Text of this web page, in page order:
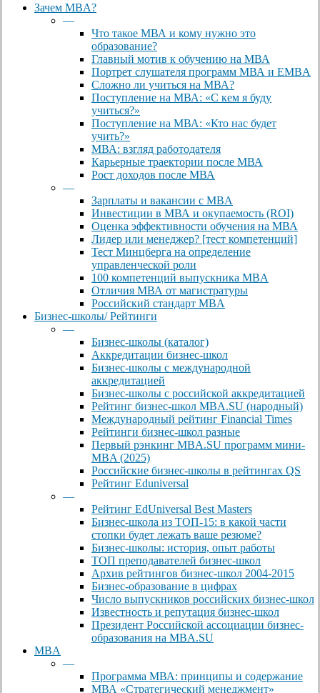
Close
Зачем MBA?
—
Что такое МВА и кому нужно это
образование?
Главный мотив к обучению на МВА
Портрет слушателя программ МВА и EMBA
Сложно ли учиться на МВА?
Поступление на МВА: «С кем я буду
учиться?»
Поступление на МВА: «Кто нас будет
учить?»
МВА: взгляд работодателя
Карьерные траектории после МВА
Рост доходов после МВА
—
Зарплаты и вакансии с MBA
Инвестиции в МВА и окупаемость (ROI)
Оценка эффективности обучения на МВА
Лидер или менеджер? [тест компетенций]
Тест Минцберга на определение
управленческой роли
100 компетенций выпускника MBA
Отличия МВА от магистратуры
Российский стандарт MBA
Бизнес-школы/ Рейтинги
—
Бизнес-школы (каталог)
Аккредитации бизнес-школ
Бизнес-школы с международной
аккредитацией
Бизнес-школы с российской аккредитацией
Рейтинг бизнес-школ MBA.SU (народный)
Международный рейтинг Financial Times
Рейтинги бизнес-школ разные
Первый рэнкинг MBA.SU программ мини-
MBA (2025)
Российские бизнес-школы в рейтингах QS
Рейтинг Eduniversal
—
Рейтинг EdUniversal Best Masters
Бизнес-школа из ТОП-15: в какой части
стопки будет лежать ваше резюме?
Бизнес-школы: история, опыт работы
ТОП преподавателей бизнес-школ
Архив рейтингов бизнес-школ 2004-2015
Бизнес-образование в цифрах
Число выпускников российских бизнес-школ
Известность и репутация бизнес-школ
Президент Российской ассоциации бизнес-
образования на MBA.SU
MBA
—
Программа МВА: принципы и содержание
МВА «Cтратегический менеджмент»